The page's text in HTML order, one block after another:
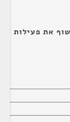
את פעילות